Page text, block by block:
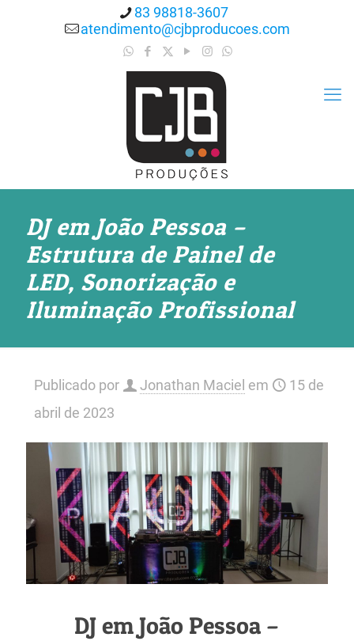
83 98818-3607
atendimento@cjbproducoes.com
DJ em João Pessoa –
Estrutura de Painel de
LED, Sonorização e
Iluminação Profissional
Publicado por Jonathan Maciel em
15 de
abril de 2023
DJ em João Pessoa –